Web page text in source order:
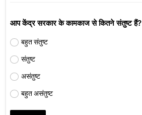
आप केंद्र सरकार के कामकाज से कितने संतुष्ट हैं?
बहुत संतुष्ट
संतुष्ट
असंतुष्ट
बहुत असंतुष्ट